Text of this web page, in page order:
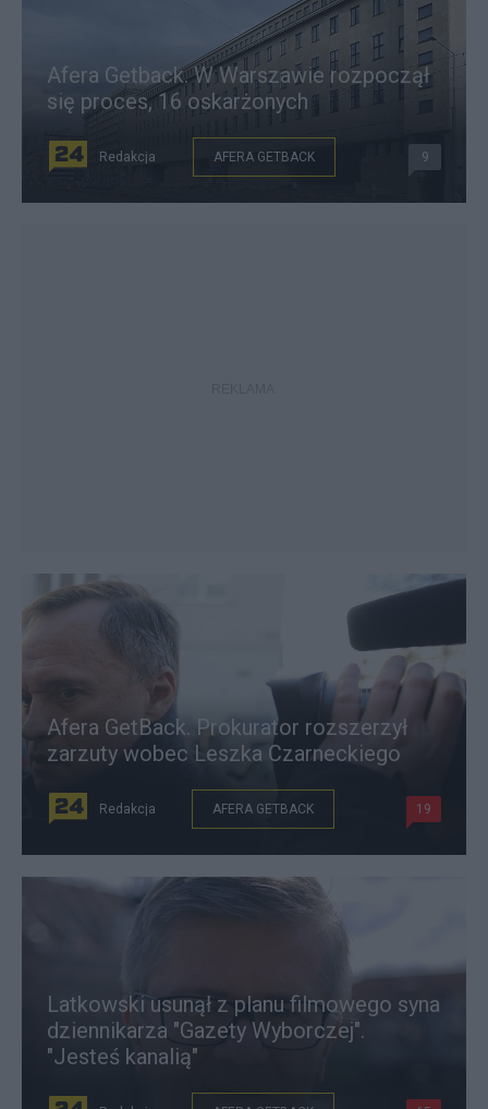
Afera Getback. W Warszawie rozpoczął
się proces, 16 oskarżonych
Redakcja AFERA GETBACK 9
Afera GetBack. Prokurator rozszerzył
zarzuty wobec Leszka Czarneckiego
Redakcja AFERA GETBACK 19
Latkowski usunął z planu filmowego syna
dziennikarza "Gazety Wyborczej".
"Jesteś kanalią"